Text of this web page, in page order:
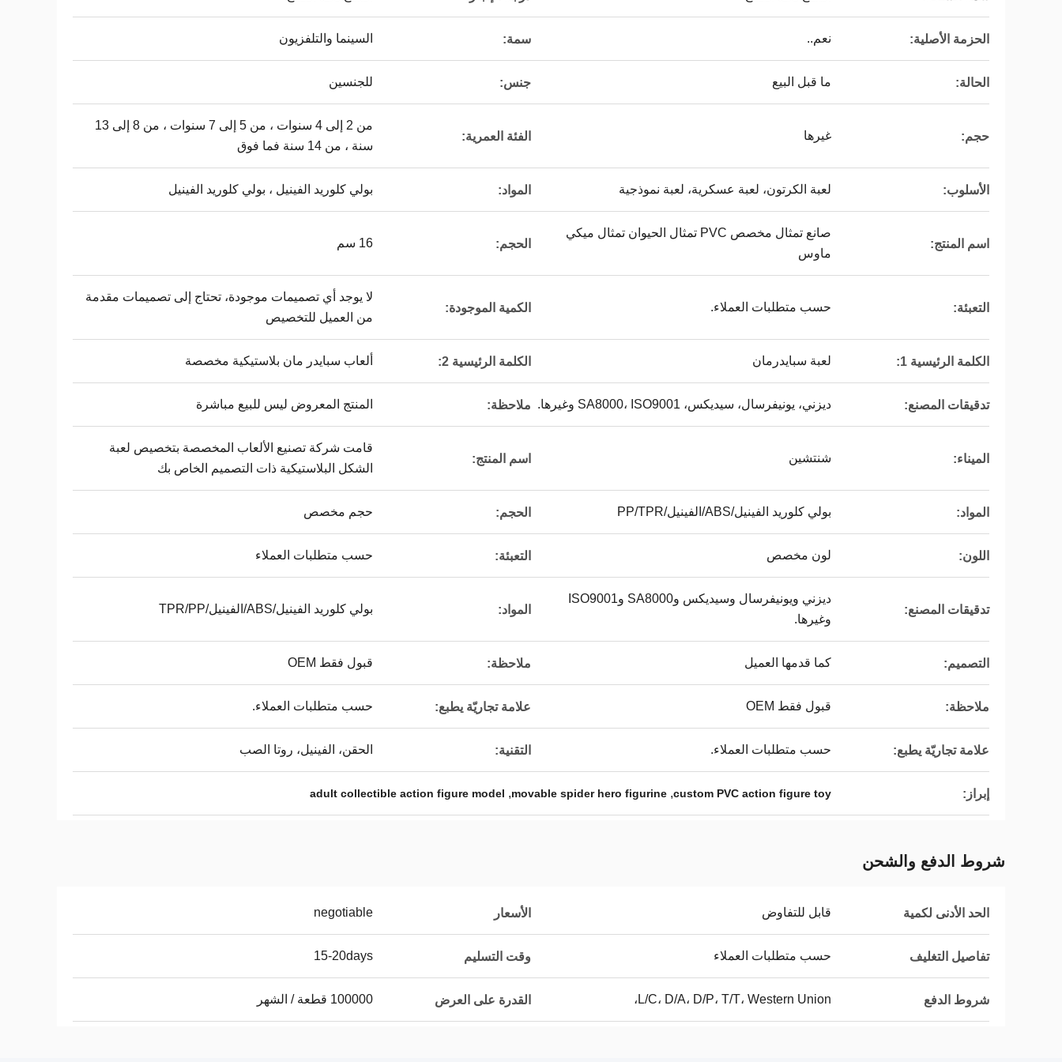
الحزمة الأصلية: نعم.. سمة: السينما والتلفزيون
الحالة: ما قبل البيع جنس: للجنسين
حجم: غيرها الفئة العمرية:
من 2 إلى 4 سنوات ، من 5 إلى 7 سنوات ، من 8 إلى 13
سنة ، من 14 سنة فما فوق
الأسلوب: لعبة الكرتون، لعبة عسكرية، لعبة نموذجية المواد: بولي كلوريد الفينيل ، بولي كلوريد الفينيل
اسم المنتج:
صانع تمثال مخصص PVC تمثال الحيوان تمثال ميكي
ماوس
الحجم: 16 سم
التعبئة: حسب متطلبات العملاء. الكمية الموجودة:
لا يوجد أي تصميمات موجودة، تحتاج إلى تصميمات مقدمة
من العميل للتخصيص
الكلمة الرئيسية 1: لعبة سبايدرمان الكلمة الرئيسية 2: ألعاب سبايدر مان بلاستيكية مخصصة
تدقيقات المصنع: ديزني، يونيفرسال، سيديكس، SA8000، ISO9001 وغيرها. ملاحظة: المنتج المعروض ليس للبيع مباشرة
الميناء: شنتشين اسم المنتج:
قامت شركة تصنيع الألعاب المخصصة بتخصيص لعبة
الشكل البلاستيكية ذات التصميم الخاص بك
المواد: بولي كلوريد الفينيل/ABS/الفينيل/PP/TPR الحجم: حجم مخصص
اللون: لون مخصص التعبئة: حسب متطلبات العملاء
تدقيقات المصنع:
ديزني ويونيفرسال وسيديكس وSA8000 وISO9001
وغيرها.
المواد: بولي كلوريد الفينيل/ABS/الفينيل/TPR/PP
التصميم: كما قدمها العميل ملاحظة: قبول فقط OEM
ملاحظة: قبول فقط OEM علامة تجاريّة يطبع: حسب متطلبات العملاء.
علامة تجاريّة يطبع: حسب متطلبات العملاء. التقنية: الحقن، الفينيل، روتا الصب
إبراز: custom PVC action figure toy
,
movable spider hero figurine
,
adult collectible action figure model
شروط الدفع والشحن
الحد الأدنى لكمية قابل للتفاوض الأسعار negotiable
تفاصيل التغليف حسب متطلبات العملاء وقت التسليم 15-20days
شروط الدفع L/C، D/A، D/P، T/T، Western Union، القدرة على العرض 100000 قطعة / الشهر